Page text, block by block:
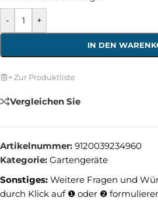
- +
IN DEN
+ Zur Produktliste
Vergleichen Sie
Artikelnummer: 9120039234960
Kategorie: Gartengeräte
Sonstiges: Weitere Fragen und
durch Klick auf ❶ oder ❷